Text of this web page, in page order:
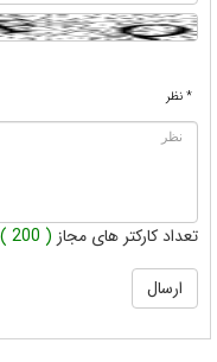
* نظر
تعداد کارکتر های مجاز ( 200 )